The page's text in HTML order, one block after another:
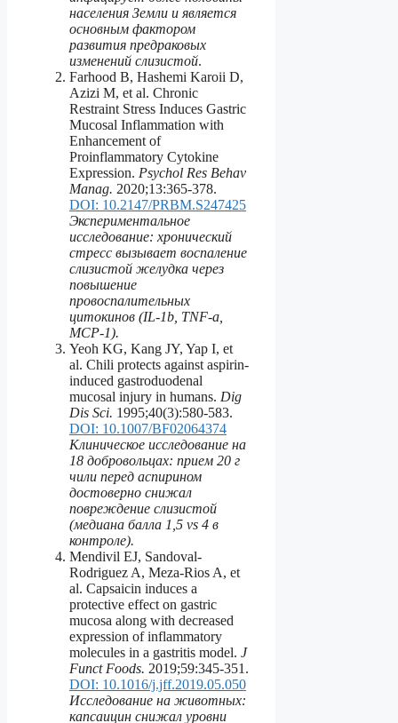
населения Земли и является
основным фактором
развития предраковых
изменений слизистой.
Farhood B, Hashemi Karoii D,
Azizi M, et al. Chronic
Restraint Stress Induces Gastric
Mucosal Inflammation with
Enhancement of
Proinflammatory Cytokine
Expression. Psychol Res Behav
Manag. 2020;13:365-378.
DOI: 10.2147/PRBM.S247425
Экспериментальное
исследование: хронический
стресс вызывает воспаление
слизистой желудка через
повышение
провоспалительных
цитокинов (IL-1b, TNF-a,
MCP-1).
Yeoh KG, Kang JY, Yap I, et
al. Chili protects against aspirin-
induced gastroduodenal
mucosal injury in humans. Dig
Dis Sci. 1995;40(3):580-583.
DOI: 10.1007/BF02064374
Клиническое исследование на
18 добровольцах: прием 20 г
чили перед аспирином
достоверно снижал
повреждение слизистой
(медиана балла 1,5 vs 4 в
контроле).
Mendivil EJ, Sandoval-
Rodriguez A, Meza-Rios A, et
al. Capsaicin induces a
protective effect on gastric
mucosa along with decreased
expression of inflammatory
molecules in a gastritis model. J
Funct Foods. 2019;59:345-351.
DOI: 10.1016/j.jff.2019.05.050
Исследование на животных:
капсаицин снижал уровни